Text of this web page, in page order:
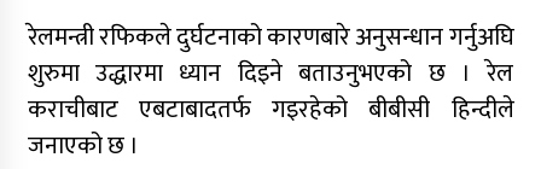
आदेश गरेको हो ।
जुम्लामा महिलामाथि जबरजस्ती करणी प्रयासको
आरोपमा एक पक्राउ
रेलमन्त्री रफिकले दुर्घटनाको कारणबारे अनुसन्धान गर्नुअघि
शुरुमा उद्धारमा ध्यान दिइने बताउनुभएको छ । रेल
कराचीबाट एबटाबादतर्फ गइरहेको बीबीसी हिन्दीले
जनाएको छ ।